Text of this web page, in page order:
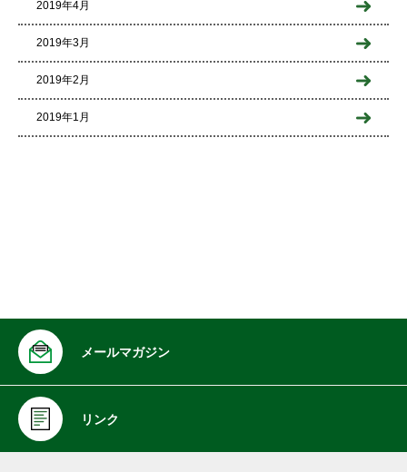
2019年4月
2019年3月
2019年2月
2019年1月
メールマガジン
リンク